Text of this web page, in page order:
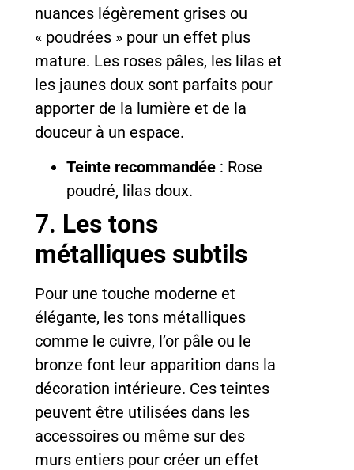
nuances légèrement grises ou
« poudrées » pour un effet plus
mature. Les roses pâles, les lilas et
les jaunes doux sont parfaits pour
apporter de la lumière et de la
douceur à un espace.
Teinte recommandée: Rose
poudré, lilas doux.
7. Les tons
métalliques subtils
Pour une touche moderne et
élégante, les tons métalliques
comme le cuivre, l’or pâle ou le
bronze font leur apparition dans la
décoration intérieure. Ces teintes
peuvent être utilisées dans les
accessoires ou même sur des
murs entiers pour créer un effet